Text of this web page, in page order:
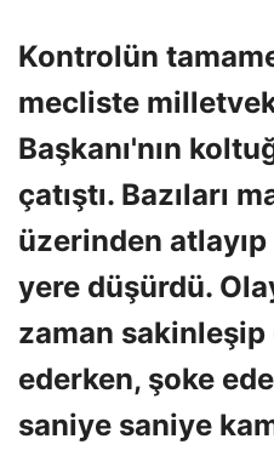
Kontrolün
mecliste
Başkanı'nın
çatıştı. Bazıları
üzerinden atlayıp
yere düşürdü.
zaman
ederken, şoke
saniye saniye